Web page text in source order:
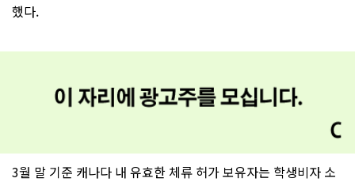
했다.
3월 말 기준 캐나다 내 유효한 체류 허가 보유자는 학생비자 소